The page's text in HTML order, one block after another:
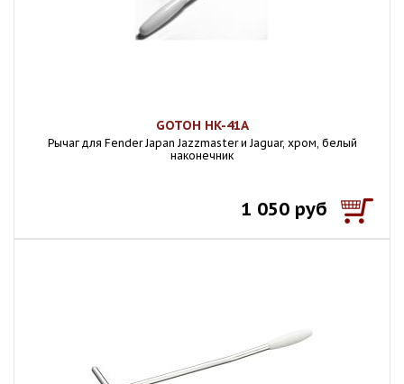
GOTOH HK-41A
Рычаг для Fender Japan Jazzmaster и Jaguar, хром, белый
наконечник
1 050 руб